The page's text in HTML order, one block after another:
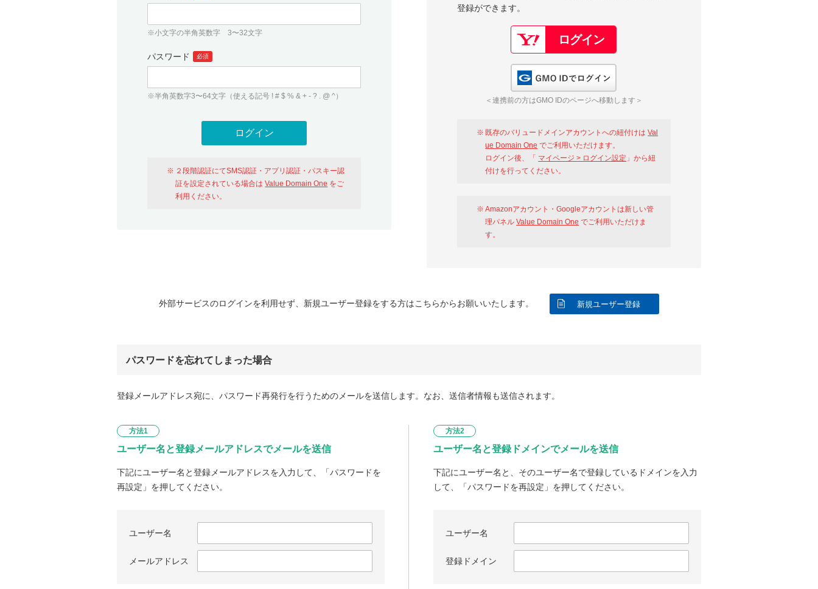
※小文字の半角英数字 3〜32文字
パスワード 必須
※半角英数字3〜64文字（使える記号 ! # $ % & + - ? . @ ^）
２段階認証にてSMS認証・アプリ認証・パスキー認
証を設定されている場合はValue Domain One をご
利用ください。
登録ができます。
＜連携前の方はGMO IDのページへ移動します＞
既存のバリュードメインアカウントへの紐付けはVal
ue Domain One でご利用いただけます。
ログイン後、「 マイページ > ログイン設定 」から紐
付けを行ってください。
Amazonアカウント・Googleアカウントは新しい管
理パネルValue Domain One でご利用いただけま
す。
外部サービスのログインを利用せず、新規ユーザー登録をする方はこちらからお願いいたします。 新規ユーザー登録
パスワードを忘れてしまった場合
登録メールアドレス宛に、パスワード再発行を行うためのメールを送信します。なお、送信者情報も送信されます。
方法1
ユーザー名と登録メールアドレスでメールを送信
下記にユーザー名と登録メールアドレスを入力して、「パスワードを
再設定」を押してください。
ユーザー名
メールアドレス
方法2
ユーザー名と登録ドメインでメールを送信
下記にユーザー名と、そのユーザー名で登録しているドメインを入力
して、「パスワードを再設定」を押してください。
ユーザー名
登録ドメイン